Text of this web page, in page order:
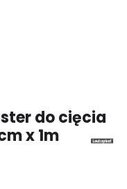
do cięcia
x 1m